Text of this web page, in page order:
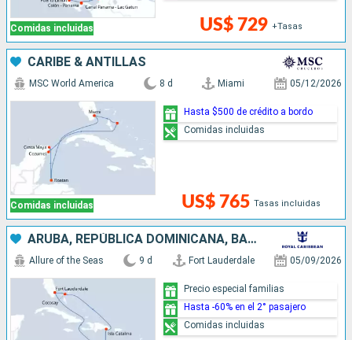
Comidas incluidas US$ 729 +Tasas
CARIBE & ANTILLAS
Comidas incluidas
MSC World America 8 d Miami 05/12/2026
US$ 765 Tasas incluidas
Hasta $500 de crédito a bordo
Comidas incluidas
ARUBA, REPÚBLICA DOMINICANA, BAHAMAS, ESTADOS UNIDOS
Allure of the Seas 9 d Fort Lauderdale 05/09/2026
Precio especial familias
Hasta -60% en el 2° pasajero
Comidas incluidas